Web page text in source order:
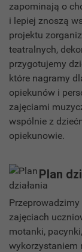
zapominają o
i lepiej znoszą
projektu
teatralnych,
przygotujemy
które nagramy
opiekunów i
zajęciami
wspólnie z
opiekunowie.
Plan
zajęciach
motanki,
wykorzystaniem